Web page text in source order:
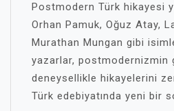
Postmodern Türk hikayesi
Orhan Pamuk, Oğuz Atay,
Murathan Mungan gibi
yazarlar, postmodernizmin
deneysellikle hikayelerini
Türk edebiyatında yeni bir